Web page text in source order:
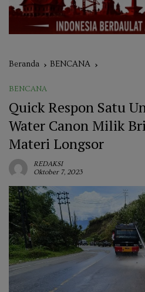
Beranda BENCANA
BENCANA
Quick Respon Satu
Water Canon Milik
Materi Longsor
REDAKSI
Oktober 7, 2023